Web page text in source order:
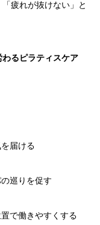
疲れが抜けない」と
るピラティスケア
届ける
巡りを促す
で働きやすくする